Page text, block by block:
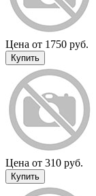
Цена от 1750 руб.
Купить
Цена от 310 руб.
Купить